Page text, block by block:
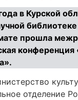
в Курской
прошла
конференция
отделение